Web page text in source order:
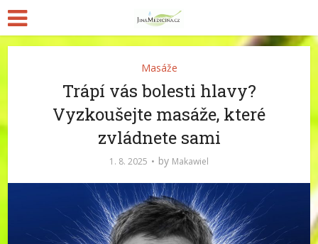
Masáže
Trápí vás bolesti hlavy?
Vyzkoušejte masáže, které
zvládnete sami
1. 8. 2025 by Makawiel